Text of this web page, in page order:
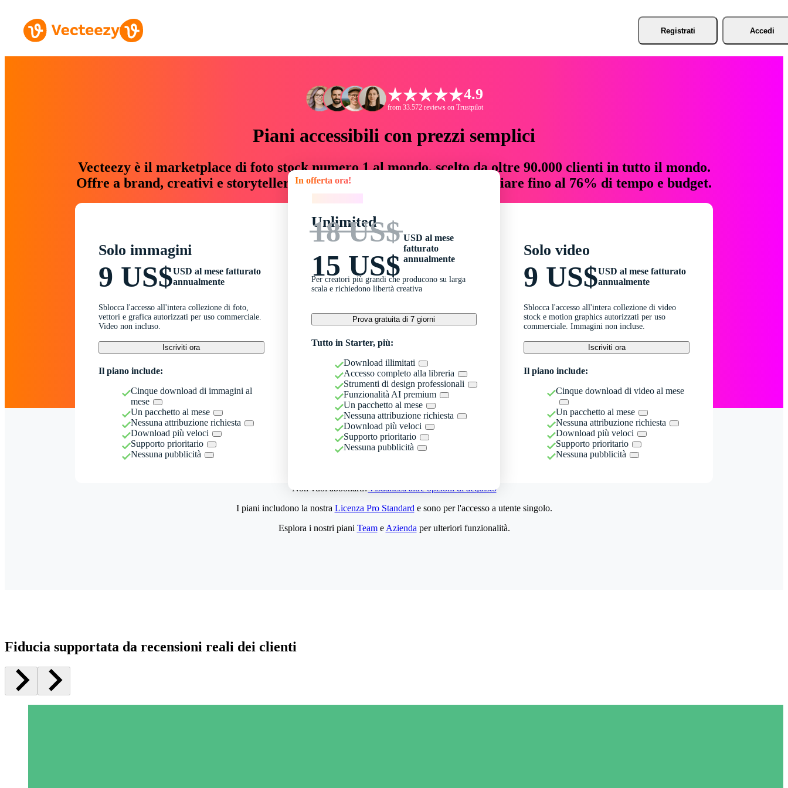
Registrati Accedi
4.9
from 33.572 reviews on Trustpilot
Piani accessibili con prezzi semplici
Vecteezy è il marketplace di foto stock numero 1 al mondo, scelto da oltre 90.000 clienti in tutto il mondo.
Offre a brand, creativi e storyteller risorse creative che fanno risparmiare fino al 76% di tempo e budget.
Solo immagini
9 US$USD al mese fatturato
annualmente
Sblocca l'accesso all'intera collezione di foto,
vettori e grafica autorizzati per uso commerciale.
Video non incluso.
Iscriviti ora
Il piano include:
Cinque download di immagini al
mese
Un pacchetto al mese
Nessuna attribuzione richiesta
Download più veloci
Supporto prioritario
Nessuna pubblicità
In offerta ora!
Unlimited
18 US$
15 US$
USD al mese
fatturato
annualmente
Per creatori più grandi che producono su larga
scala e richiedono libertà creativa
Prova gratuita di 7 giorni
Tutto in Starter, più:
Download illimitati
Accesso completo alla libreria
Strumenti di design professionali
Funzionalità AI premium
Un pacchetto al mese
Nessuna attribuzione richiesta
Download più veloci
Supporto prioritario
Nessuna pubblicità
Solo video
9 US$USD al mese fatturato
annualmente
Sblocca l'accesso all'intera collezione di video
stock e motion graphics autorizzati per uso
commerciale. Immagini non incluse.
Iscriviti ora
Il piano include:
Cinque download di video al mese
Un pacchetto al mese
Nessuna attribuzione richiesta
Download più veloci
Supporto prioritario
Nessuna pubblicità
Non vuoi abbonarti?Visualizza altre opzioni di acquisto
I piani includono la nostra Licenza Pro Standard e sono per l'accesso a utente singolo.
Esplora i nostri piani Teame Azienda per ulteriori funzionalità.
Fiducia supportata da recensioni reali dei clienti